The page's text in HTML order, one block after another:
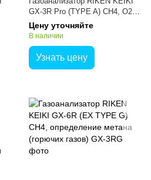
GX-3R Pro (TYPE A) CH4, O2,
CO, CO2, определение метана,
кислорода, угарного газа и
Цену уточняйте
В наличии
Узнать цену